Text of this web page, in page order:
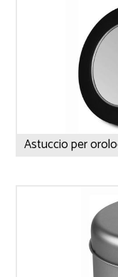
Astuccio per